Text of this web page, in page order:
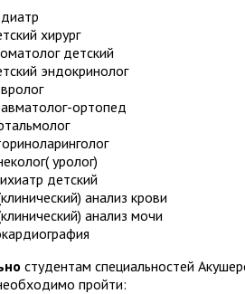
хирург
детский
эндокринолог
ортопед
уролог)
детский
анализ крови
анализ мочи
студентам специальностей
пройти: